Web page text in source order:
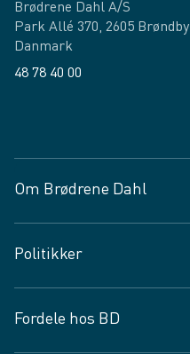
Brødrene Dahl A/S
Park Allé 370, 2605 Brøndby
Danmark
48 78 40 00
Om Brødrene Dahl
Vagttelefon 30 10 89 89
Spørgsmål og svar
Job og karriere
Politikker
Privatlivspolitik
Fordele hos BD